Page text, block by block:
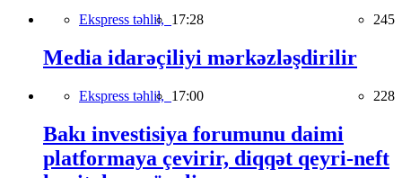
Ekspress təhlil, 17:28 245
Media idarəçiliyi mərkəzləşdirilir
Ekspress təhlil, 17:00 228
Bakı investisiya forumunu daimi
platformaya çevirir, diqqət qeyri-neft